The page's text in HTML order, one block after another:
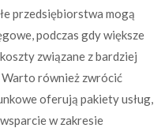
przedsiębiorstwa mogą
podczas gdy większe
związane z bardziej
również zwrócić
oferują pakiety usług,
w zakresie